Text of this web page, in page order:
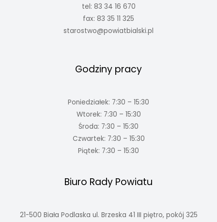
tel: 83 34 16 670
fax: 83 35 11 325
starostwo@powiatbialski.pl
Godziny pracy
Poniedziałek: 7:30 – 15:30
Wtorek: 7:30 – 15:30
Środa: 7:30 – 15:30
Czwartek: 7:30 – 15:30
Piątek: 7:30 – 15:30
Biuro Rady Powiatu
21-500 Biała Podlaska ul. Brzeska 41 III piętro, pokój 325